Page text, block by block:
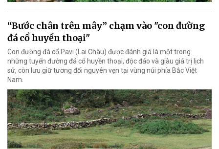
“Bước chân trên mây” chạm vào "con đường
đá cổ huyền thoại"
Con đường đá cổ Pavi (Lai Châu) được đánh giá là một trong
những tuyến đường đá cổ huyền thoại, độc đáo và giàu giá trị lịch
sử, còn lưu giữ tương đối nguyên vẹn tại vùng núi phía Bắc Việt
Nam.